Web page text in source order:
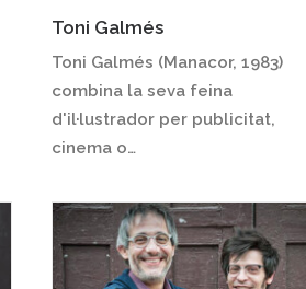
Toni Galmés
Toni Galmés (Manacor, 1983)
combina la seva feina
d'il·lustrador per publicitat,
cinema o…